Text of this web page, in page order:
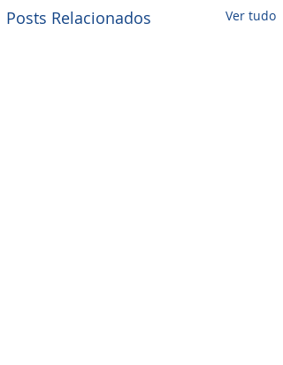
Posts Relacionados Ver tudo